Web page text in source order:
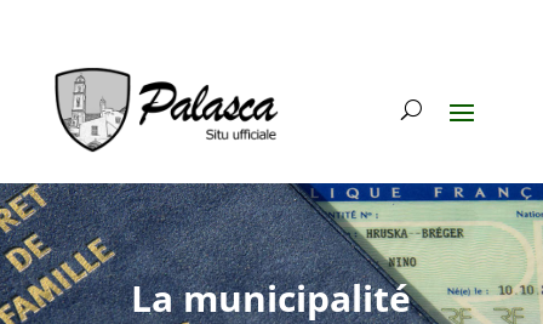
La municipalité